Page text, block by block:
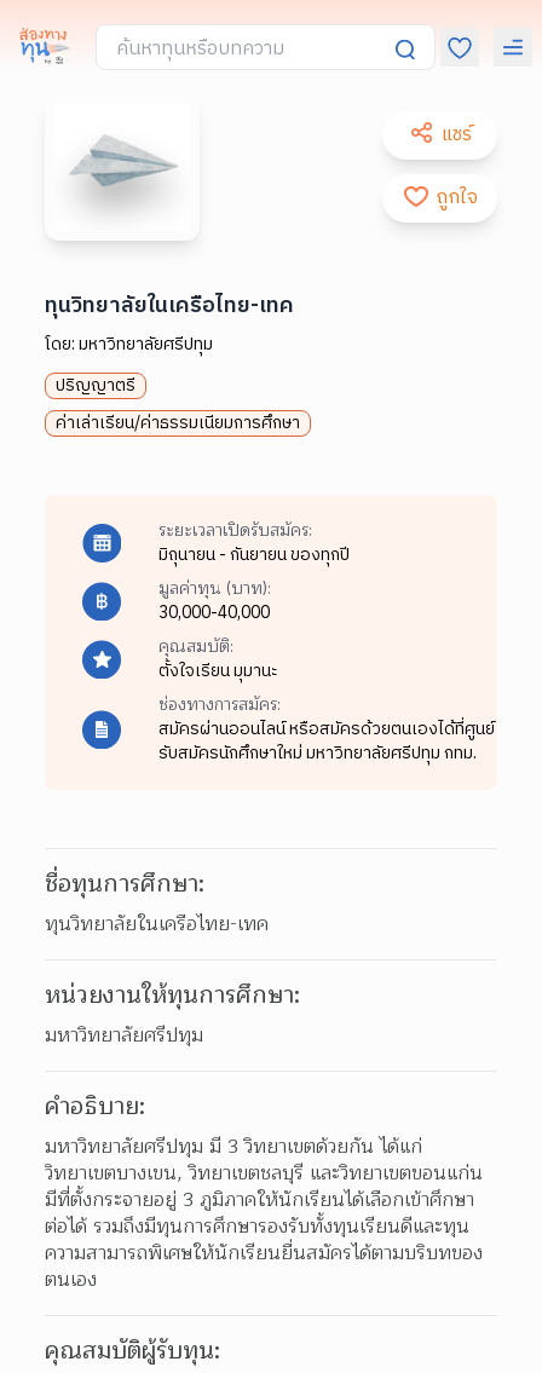
แชร์
ถูกใจ
ทุนวิทยาลัยในเครือไทย-เทค
โดย:มหาวิทยาลัยศรีปทุม
ปริญญาตรี
ค่าเล่าเรียน/ค่าธรรมเนียมการศึกษา
ระยะเวลาเปิดรับสมัคร:
มิถุนายน - กันยายน ของทุกปี
มูลค่าทุน (บาท):
30,000-40,000
คุณสมบัติ:
ตั้งใจเรียน มุมานะ
ช่องทางการสมัคร:
สมัครผ่านออนไลน์ หรือสมัครด้วยตนเองได้ที่ศูนย์
รับสมัครนักศึกษาใหม่ มหาวิทยาลัยศรีปทุม กทม.
ชื่อทุนการศึกษา:
ทุนวิทยาลัยในเครือไทย-เทค
หน่วยงานให้ทุนการศึกษา:
มหาวิทยาลัยศรีปทุม
คำอธิบาย:
มหาวิทยาลัยศรีปทุม มี 3 วิทยาเขตด้วยกัน ได้แก่
วิทยาเขตบางเขน, วิทยาเขตชลบุรี และวิทยาเขตขอนแก่น
มีที่ตั้งกระจายอยู่ 3 ภูมิภาคให้นักเรียนได้เลือกเข้าศึกษา
ต่อได้ รวมถึงมีทุนการศึกษารองรับทั้งทุนเรียนดีและทุน
ความสามารถพิเศษให้นักเรียนยื่นสมัครได้ตามบริบทของ
ตนเอง
คุณสมบัติผู้รับทุน: